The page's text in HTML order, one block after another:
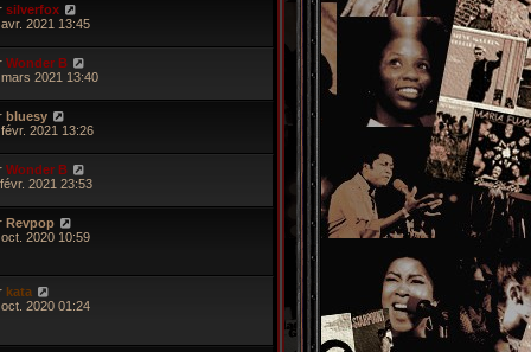
silverfox
avr. 2021 13:45
Wonder B
2021 13:40
bluesy
2021 13:26
Wonder B
2021 23:53
Revpop
2020 10:59
kata
2020 01:24